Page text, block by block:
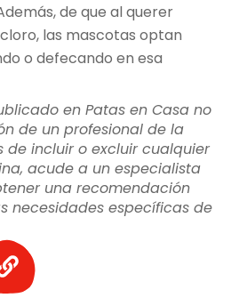
de que al querer
las mascotas optan
o defecando en esa
en Patas en Casa no
de un profesional de la
de incluir o excluir cualquier
acude a un especialista
una recomendación
necesidades específicas de